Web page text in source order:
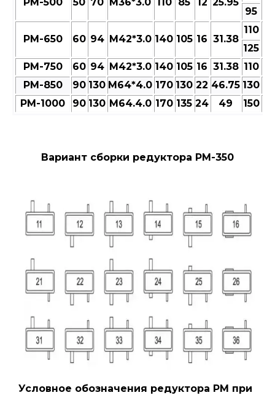
95
РМ-650 60 94 M42*3.0 140 105 16 31.38
110
125
РМ-750
60 94 M42*3.0 140 105 16 31.38 110
РМ-850
90 130 M64*4.0 170 130 22 46.75 130
РМ-1000
90 130 M64.4.0 170 135 24 49 150
Вариант сборки редуктора РМ-350
Условное обозначения редуктора РМ при